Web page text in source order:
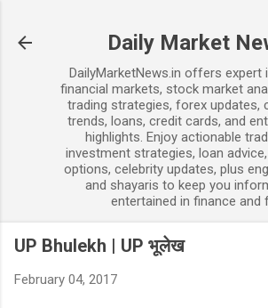
Daily Market
DailyMarketNews.in offers expert
financial markets, stock market
trading strategies, forex updates,
trends, loans, credit cards, and
highlights. Enjoy actionable
investment strategies, loan
options, celebrity updates, plus
and shayaris to keep you
entertained in finance and
UP Bhulekh | UP भूलेख
February 04, 2017